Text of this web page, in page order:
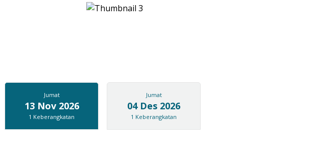
Jumat
13 Nov 2026
1 Keberangkatan
Jumat
04 Des 2026
1 Keberangkatan